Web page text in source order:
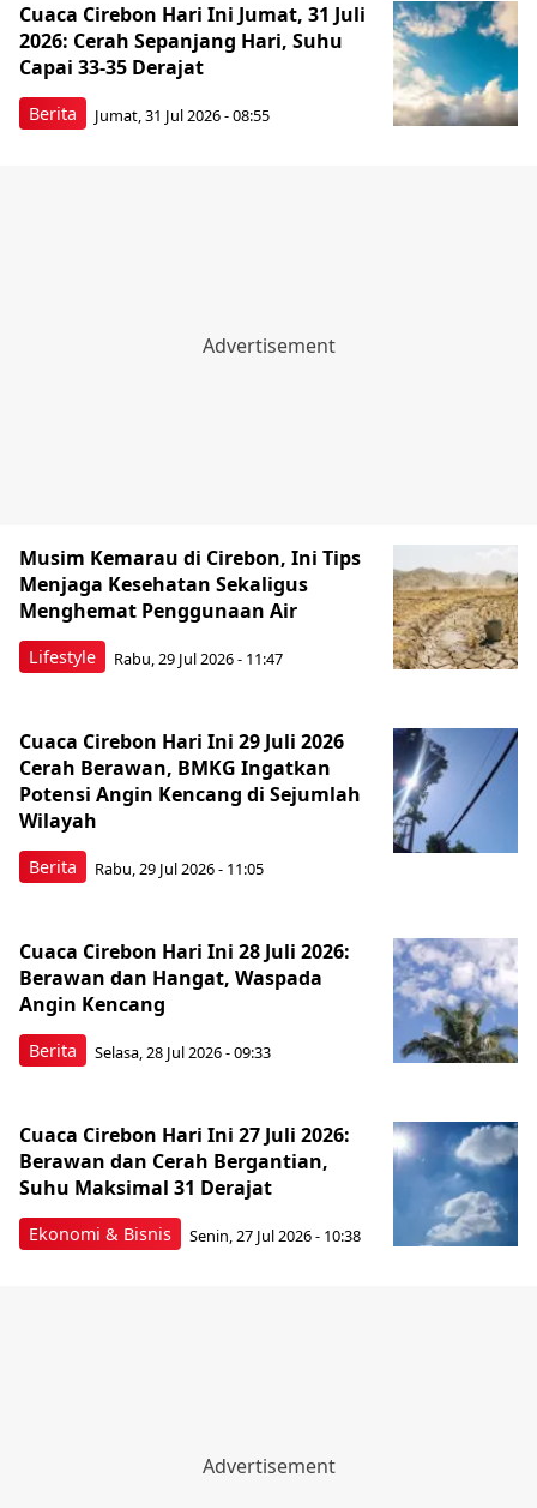
Berita
Cuaca Cirebon Hari Ini Jumat, 31 Juli
2026: Cerah Sepanjang Hari, Suhu
Capai 33-35 Derajat
Jumat, 31 Jul 2026 - 08:55
Lifestyle
Musim Kemarau di Cirebon, Ini Tips
Menjaga Kesehatan Sekaligus
Menghemat Penggunaan Air
Rabu, 29 Jul 2026 - 11:47
Berita
Cuaca Cirebon Hari Ini 29 Juli 2026
Cerah Berawan, BMKG Ingatkan
Potensi Angin Kencang di Sejumlah
Wilayah
Rabu, 29 Jul 2026 - 11:05
Berita
Cuaca Cirebon Hari Ini 28 Juli 2026:
Berawan dan Hangat, Waspada
Angin Kencang
Selasa, 28 Jul 2026 - 09:33
Ekonomi & Bisnis
Cuaca Cirebon Hari Ini 27 Juli 2026:
Berawan dan Cerah Bergantian,
Suhu Maksimal 31 Derajat
Senin, 27 Jul 2026 - 10:38